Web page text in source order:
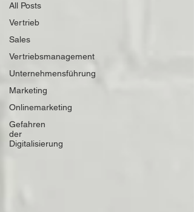
All Posts
Vertrieb
Sales
Vertriebsmanagement
Unternehmensführung
Marketing
Onlinemarketing
Gefahren
der
Digitalisierung